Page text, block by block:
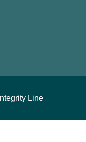
Integrity Line